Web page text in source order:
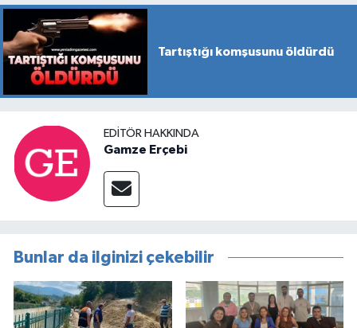
Tartıştığı komşusunu öldürdü
EDITÖR HAKKINDA
Gamze Erçebi
Bunlar da ilginizi çekebilir